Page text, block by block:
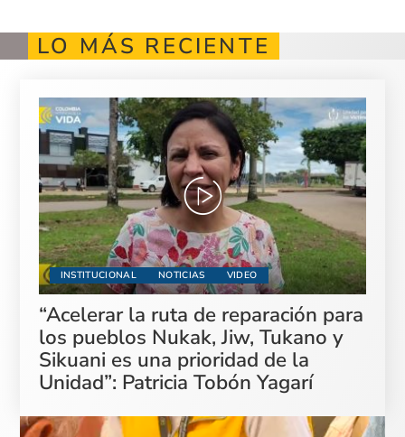
LO MÁS RECIENTE
INSTITUCIONAL NOTICIAS VIDEO
“Acelerar la ruta de reparación para
los pueblos Nukak, Jiw, Tukano y
Sikuani es una prioridad de la
Unidad”: Patricia Tobón Yagarí